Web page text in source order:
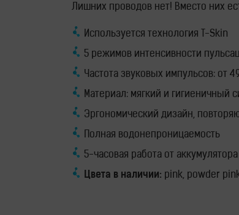
Магазин
Генераторы
водородной
Портативные
Лишних проводов нет! Вместо них
Используется технология T-Skin
5 режимов интенсивности
Частота звуковых импульсов: от
Материал: мягкий и гигиеничный
Эргономический дизайн,
Полная водонепроницаемость
5-часовая работа от
Цвета в наличии: pink, powder